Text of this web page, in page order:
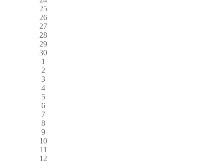
25
26
27
28
29
30
1
2
3
4
5
6
7
8
9
10
11
12